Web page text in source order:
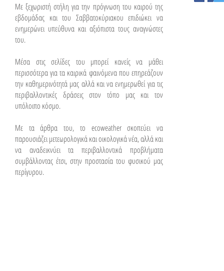
Με ξεχωριστή στήλη για την πρόγνωση του καιρού της
εβδομάδας και του Σαββατοκύριακου επιδιώκει να
ενημερώνει υπεύθυνα και αξιόπιστα τους αναγνώστες
του.
Μέσα στις σελίδες του μπορεί κανείς να μάθει
περισσότερα για τα καιρικά φαινόμενα που επηρεάζουν
την καθημερινότητά μας αλλά και να ενημερωθεί για τις
περιβαλλοντικές δράσεις στον τόπο μας και τον
υπόλοιπο κόσμο.
Με τα άρθρα του, το ecoweather σκοπεύει να
παρουσιάζει μετεωρολογικά και οικολογικά νέα, αλλά και
να αναδεικνύει τα περιβαλλοντικά προβλήματα
συμβάλλοντας έτσι, στην προστασία του φυσικού μας
περίγυρου.